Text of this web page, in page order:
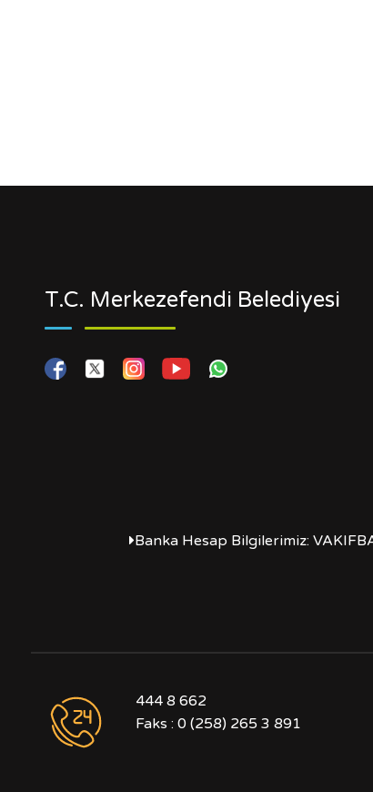
T.C. Merkezefendi Belediyesi
Banka Hesap Bilgilerimiz:
444 8 662
Faks : 0 (258) 265 3 891